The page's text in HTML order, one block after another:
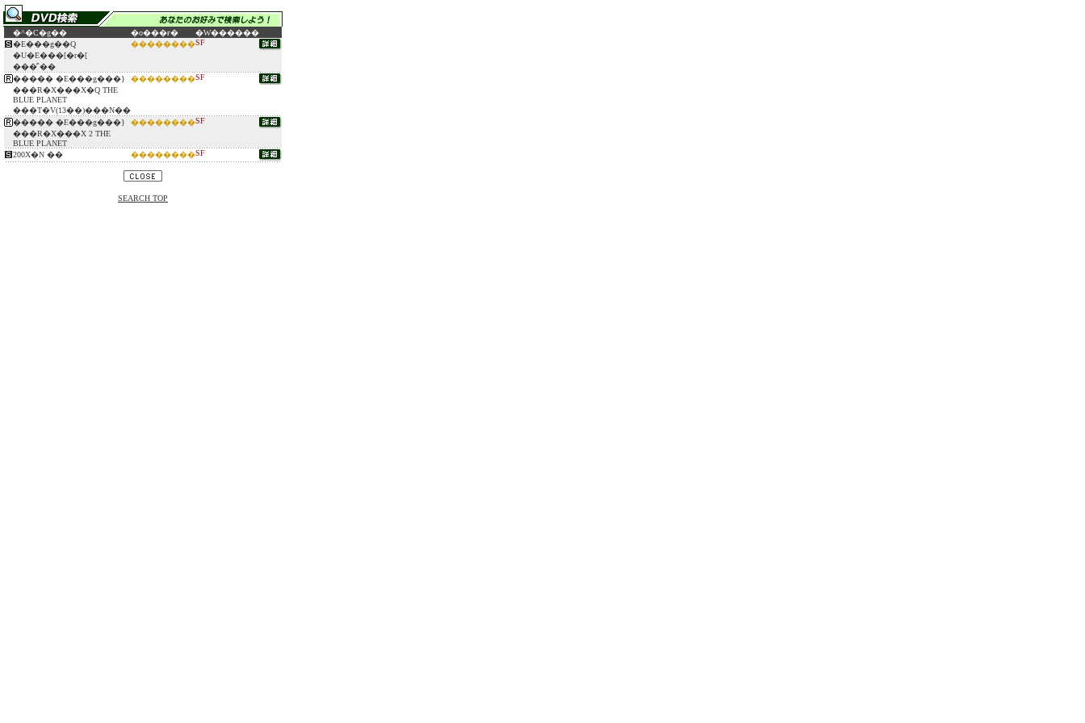
�^�C�g�� �o���ғ�
�W������
�E���g��Q
�U�E���[�r�[
���̓`��
��������SF
����� �E���g���}
���R�X���X�Q THE
BLUE PLANET
���T�V(13��)���N��
��������SF
����� �E���g���}
���R�X���X 2 THE
BLUE PLANET
��������SF
200X�N �� ��������SF
SEARCH TOP